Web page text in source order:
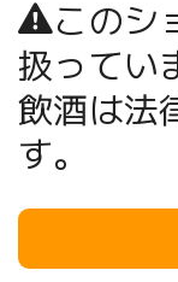
このシ
扱ってい
飲酒は法
す。